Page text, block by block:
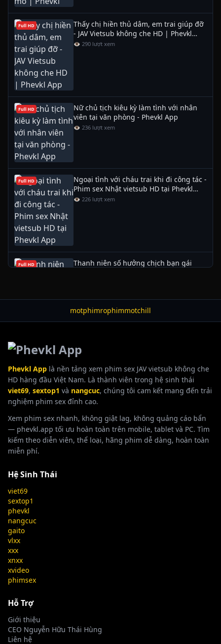
Full HD
Thấy chị hiền thủ dâm, em trai giúp đỡ
- JAV Vietsub không che HD | Phevkl
App
👁 290 lượt xem
Full HD
Nữ chủ tịch kiêu kỳ làm tình với nhân
viên tại văn phòng - Phevkl App
👁 236 lượt xem
Full HD
Ngoại tình với cháu trai khi đi công tác -
Phim sex Nhật vietsub HD tại Phevkl
App
👁 226 lượt xem
Full HD
Thanh niên số hưởng chịch bạn gái
👁 196 lượt xem
Full HD
Lạc lối giữa hương sắc lầu hoa cổ
phong - Phim sex JAV vietsub HD tại
Phevkl App
👁 184 lượt xem
Full HD
motphimrophimmotchill
Phevkl App là nền tảng xem phim sex JAV vietsub không che
HD hàng đầu Việt Nam. Là thành viên trong hệ sinh thái
viet69, sextop1 và nangcuc, chúng tôi cam kết mang đến trải
nghiệm phim sex đỉnh cao.
Xem phim sex nhanh, không giật lag, không quảng cáo bẩn
— phevkl.app tối ưu hoàn toàn trên mobile, tablet và PC. Tìm
kiếm theo diễn viên, thể loại, hãng phim dễ dàng, hoàn toàn
miễn phí.
Hệ Sinh Thái
viet69
sextop1
phevkl
nangcuc
gaito
vlxx
xxx
xnxx
xvideo
phimsex
Hỗ Trợ
Giới thiệu
CEO Nguyễn Hữu Thái Hùng
Liên hệ